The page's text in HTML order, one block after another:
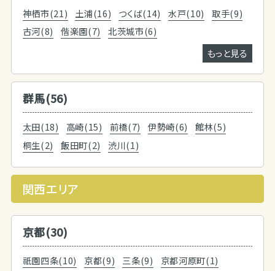
神栖市(21) 土浦(16) つくば(14) 水戸(10)
取手(9)
古河(8)
偕楽園(7)
北茨城市(6)
もっと見る
群馬(56)
太田(18) 高崎(15) 前橋(7) 伊勢崎(6)
館林(5)
桐生(2)
飯田町(2) 渋川(1)
関西エリア
京都(30)
祇園四条(10) 京都(9) 三条(9)
京都河原町(1)